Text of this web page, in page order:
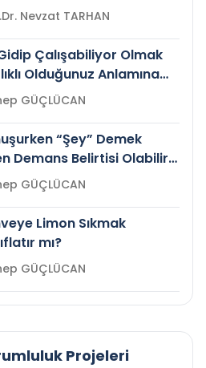
Prof.Dr. Nevzat TARHAN
Çalışabiliyor Olmak
Olduğunuz Anlamına
mi?Zeynep GÜÇLÜCAN
“Şey” Demek
Demans Belirtisi Olabilir
Zeynep GÜÇLÜCAN
Limon Sıkmak
mı?
Zeynep GÜÇLÜCAN
Projeleri